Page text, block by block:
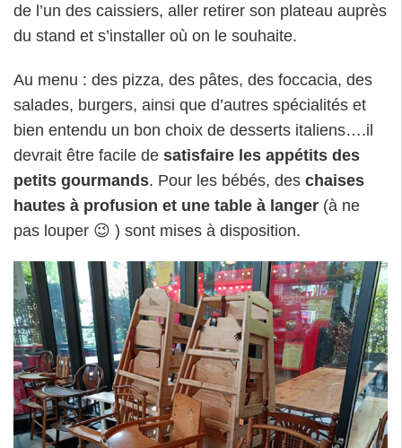
de l’un des caissiers, aller retirer son plateau auprès
du stand et s’installer où on le souhaite.
Au menu : des pizza, des pâtes, des foccacia, des
salades, burgers, ainsi que d’autres spécialités et
bien entendu un bon choix de desserts italiens….il
devrait être facile de satisfaire les appétits des
petits gourmands. Pour les bébés, des chaises
hautes à profusion et une table à langer (à ne
pas louper 😉 ) sont mises à disposition.